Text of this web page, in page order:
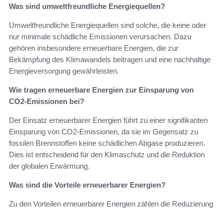
Was sind umweltfreundliche Energiequellen?
Umweltfreundliche Energiequellen sind solche, die keine oder
nur minimale schädliche Emissionen verursachen. Dazu
gehören insbesondere erneuerbare Energien, die zur
Bekämpfung des Klimawandels beitragen und eine nachhaltige
Energieversorgung gewährleisten.
Wie tragen erneuerbare Energien zur Einsparung von
CO2-Emissionen bei?
Der Einsatz erneuerbarer Energien führt zu einer signifikanten
Einsparung von CO2-Emissionen, da sie im Gegensatz zu
fossilen Brennstoffen keine schädlichen Abgase produzieren.
Dies ist entscheidend für den Klimaschutz und die Reduktion
der globalen Erwärmung.
Was sind die Vorteile erneuerbarer Energien?
Zu den Vorteilen erneuerbarer Energien zählen die Reduzierung